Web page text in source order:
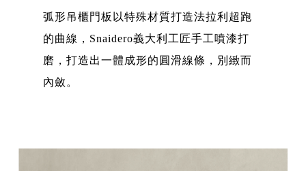
弧形吊櫃門板以特殊材質打造法拉利超跑
的曲線，Snaidero義大利工匠手工噴漆打
磨，打造出一體成形的圓滑線條，別緻而
內斂。